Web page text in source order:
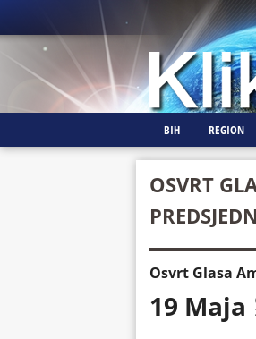
BIH REGION
OSVRT
Osvrt Glasa
19 Maja